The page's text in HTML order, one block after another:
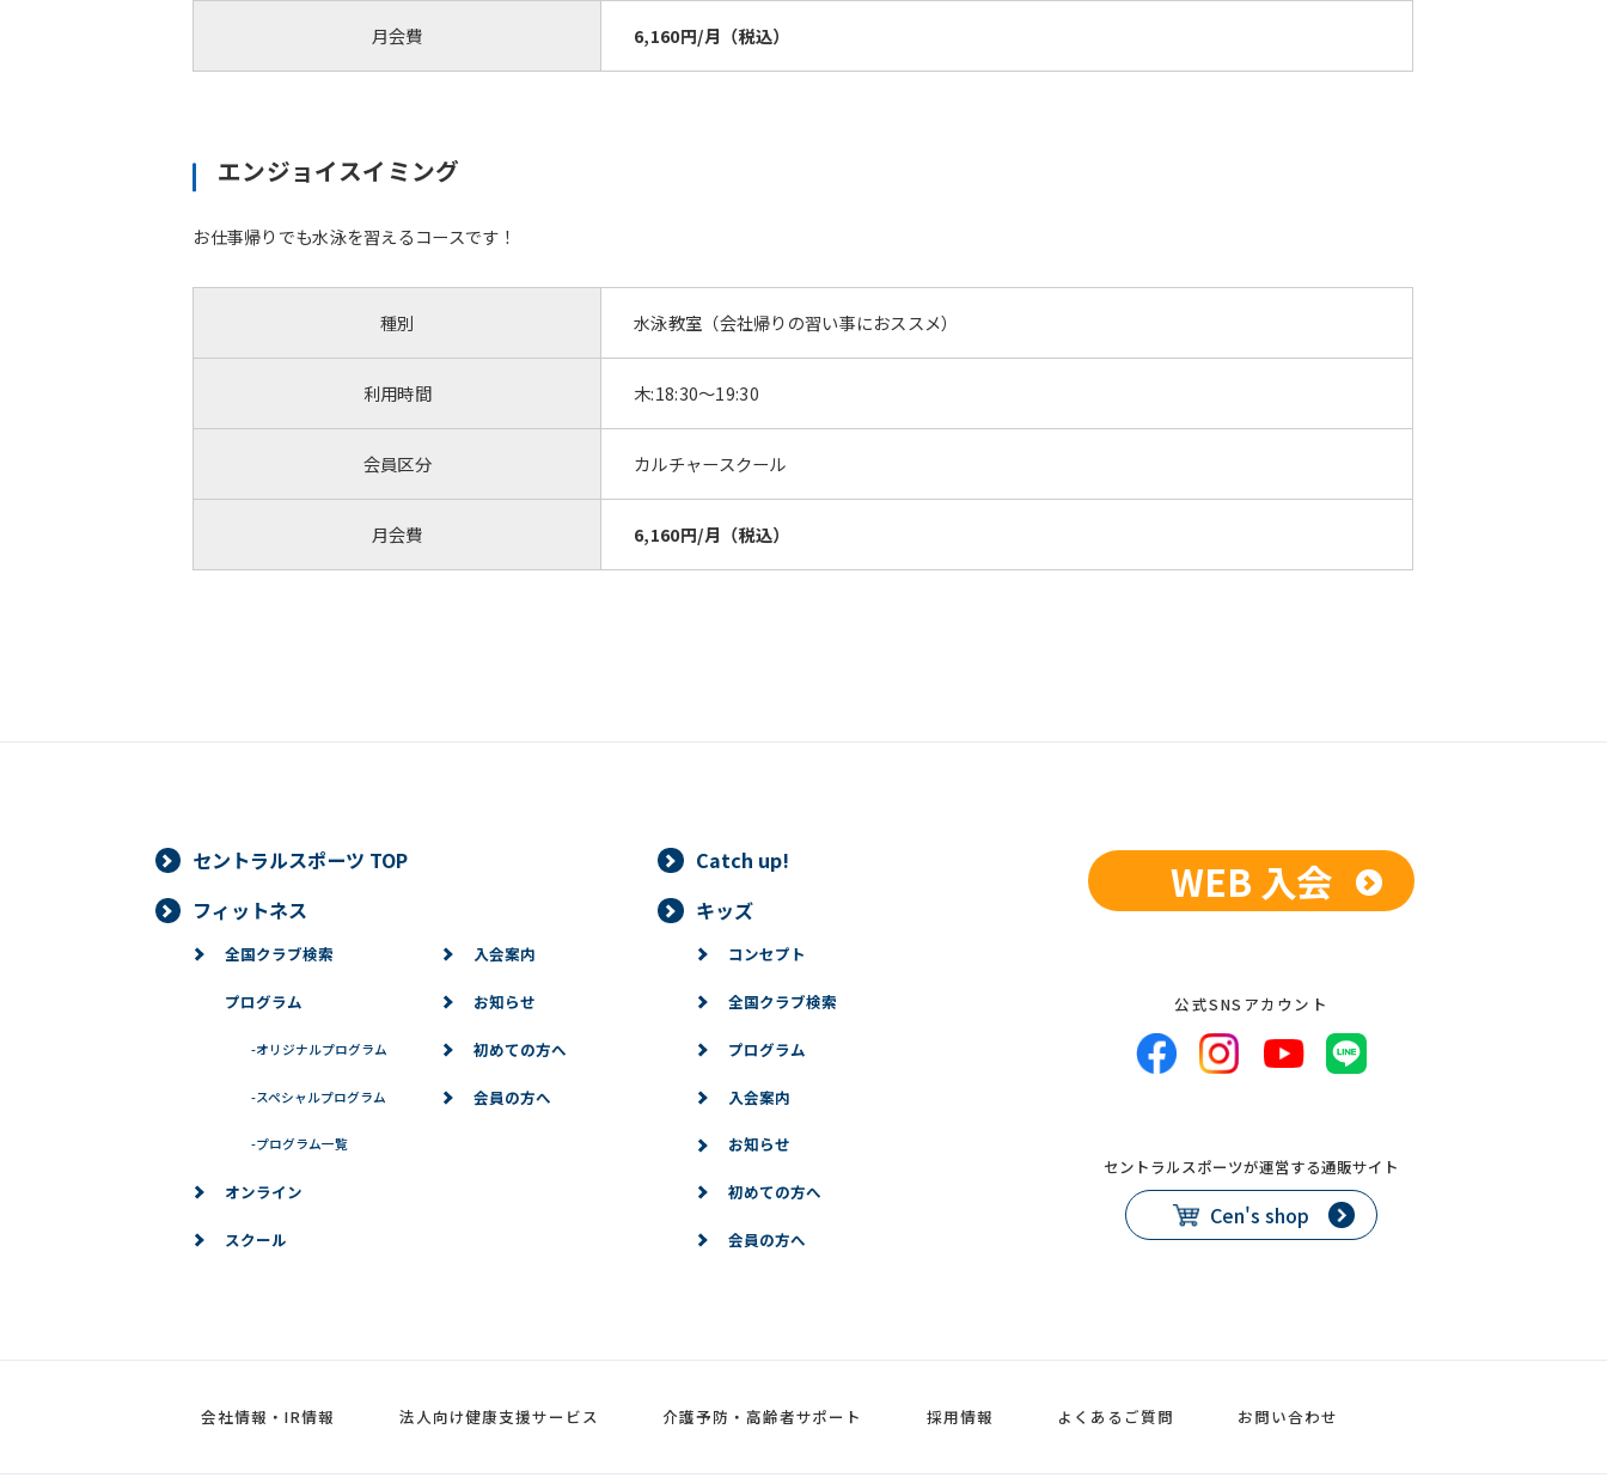
月会費 6,160円/月（税込）
エンジョイスイミング
お仕事帰りでも水泳を習えるコースです！
種別 水泳教室（会社帰りの習い事におススメ）
利用時間 木:18:30〜19:30
会員区分 カルチャースクール
月会費 6,160円/月（税込）
セントラルスポーツ TOP
Catch up!
フィットネス
全国クラブ検索
プログラム
-オリジナルプログラム
-スペシャルプログラム
-プログラム一覧
オンライン
スクール
入会案内
お知らせ
初めての方へ
会員の方へ
キッズ
コンセプト
全国クラブ検索
プログラム
入会案内
お知らせ
初めての方へ
会員の方へ
WEB 入会
公式SNSアカウント
セントラルスポーツが運営する通販サイト
Cen's shop
会社情報・IR情報 法人向け健康支援サービス 介護予防・高齢者サポート 採用情報 よくあるご質問 お問い合わせ